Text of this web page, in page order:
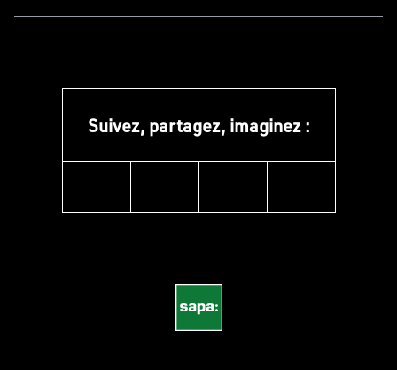
Suivez, partagez, imaginez :